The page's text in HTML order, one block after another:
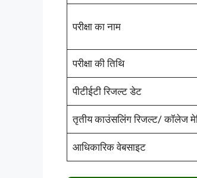
परीक्षा का नाम
परीक्षा की तिथि
पीटीईटी रिजल्ट डेट
तृतीय काउंसलिंग रिजल्ट/ कॉलेज
आधिकारिक वेबसाइट